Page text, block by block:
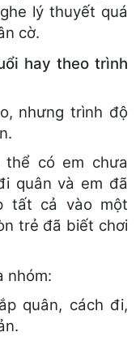
lý thuyết quá
cờ.
hay theo trình
nhưng trình độ
thể có em chưa
quân và em đã
tất cả vào một
trẻ đã biết chơi
nhóm:
quân, cách đi,